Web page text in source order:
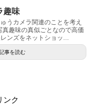
趣味
うカメラ関連のことを考え
趣味の真似ごとなので高価
ンズをネットショッ...
事を読む
ンク